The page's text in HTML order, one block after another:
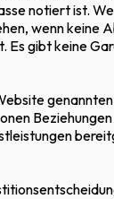
zu CHF-
notiert ist.
wenn keine
Es gibt keine